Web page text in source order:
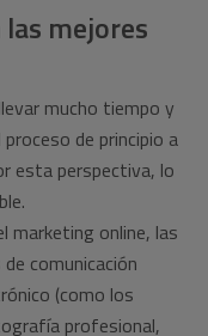
las mejores
mucho tiempo y
de principio a
esta perspectiva, lo
marketing online, las
comunicación
(como los
profesional,